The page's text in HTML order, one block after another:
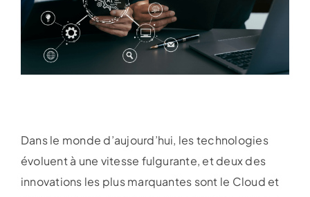
Dans le monde d’aujourd’hui, les technologies
évoluent à une vitesse fulgurante, et deux des
innovations les plus marquantes sont le Cloud et